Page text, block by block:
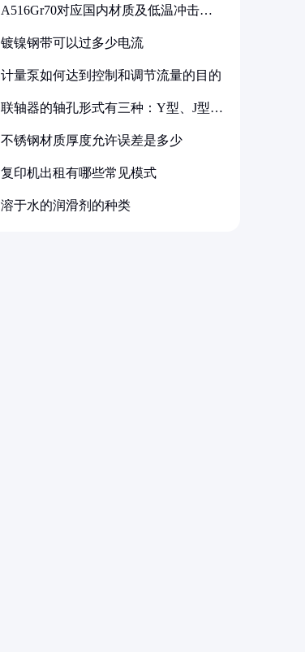
A516Gr70对应国内材质及低温冲击要
镀镍钢带可以过多少电流
计量泵如何达到控制和调节流量的目的
联轴器的轴孔形式有三种：Y型、J型、
不锈钢材质厚度允许误差是多少
复印机出租有哪些常见模式
溶于水的润滑剂的种类